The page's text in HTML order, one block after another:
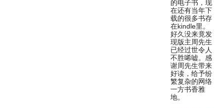
的电子书，现
在还有当年下
载的很多书存
在kindle里。
好久没来竟发
现版主周先生
已经过世令人
不胜唏嘘。感
谢周先生带来
好读，给予纷
繁复杂的网络
一方书香雅
地。